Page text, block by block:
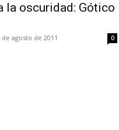
la oscuridad: Gótico
de agosto de 2011 0